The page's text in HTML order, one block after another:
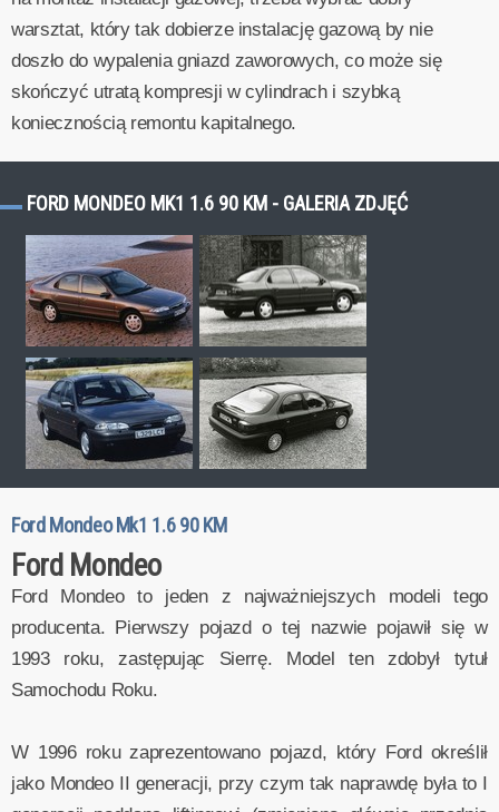
warsztat, który tak dobierze instalację gazową by nie
doszło do wypalenia gniazd zaworowych, co może się
skończyć utratą kompresji w cylindrach i szybką
koniecznością remontu kapitalnego.
FORD MONDEO MK1 1.6 90 KM - GALERIA ZDJĘĆ
Ford Mondeo Mk1 1.6 90 KM
Ford Mondeo
Ford Mondeo to jeden z najważniejszych modeli tego
producenta. Pierwszy pojazd o tej nazwie pojawił się w
1993 roku, zastępując Sierrę. Model ten zdobył tytuł
Samochodu Roku.
W 1996 roku zaprezentowano pojazd, który Ford określił
jako Mondeo II generacji, przy czym tak naprawdę była to I